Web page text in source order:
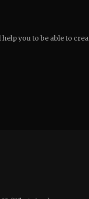
you to be able to